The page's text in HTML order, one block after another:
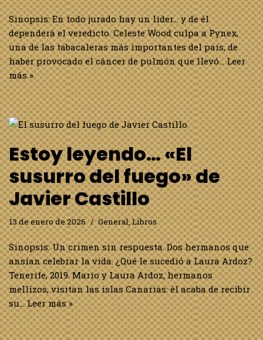
Sinopsis: En todo jurado hay un líder… y de él
dependerá el veredicto. Celeste Wood culpa a Pynex,
una de las tabacaleras más importantes del país, de
haber provocado el cáncer de pulmón que llevó…Leer
más »
Estoy leyendo… «El
susurro del fuego» de
Javier Castillo
13 de enero de 2026 General,Libros
Sinopsis: Un crimen sin respuesta. Dos hermanos que
ansían celebrar la vida. ¿Qué le sucedió a Laura Ardoz?
Tenerife, 2019. Mario y Laura Ardoz, hermanos
mellizos, visitan las islas Canarias: él acaba de recibir
su…Leer más »